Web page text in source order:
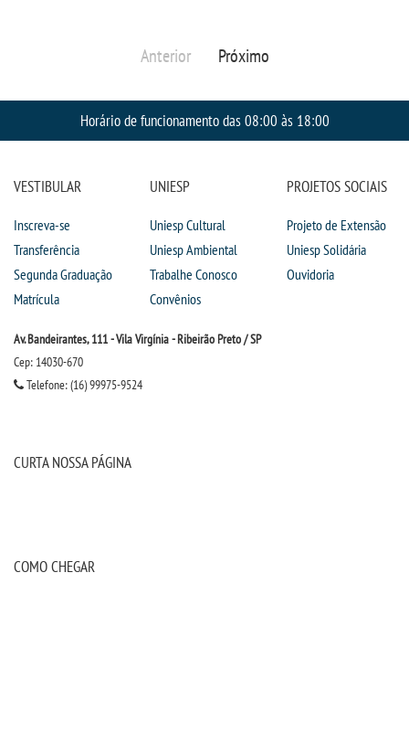
Anterior Próximo
Horário de funcionamento das 08:00 às 18:00
VESTIBULAR
Inscreva-se
Transferência
Segunda Graduação
Matrícula
UNIESP
Uniesp Cultural
Uniesp Ambiental
Trabalhe Conosco
Convênios
PROJETOS SOCIAIS
Projeto de Extensão
Uniesp Solidária
Ouvidoria
Av. Bandeirantes, 111 - Vila Virgínia - Ribeirão Preto / SP
Cep: 14030-670
Telefone: (16) 99975-9524
CURTA NOSSA PÁGINA
COMO CHEGAR